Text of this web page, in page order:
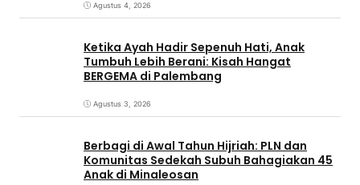
Agustus 4, 2026
Ketika Ayah Hadir Sepenuh Hati, Anak
Tumbuh Lebih Berani: Kisah Hangat
BERGEMA di Palembang
Agustus 3, 2026
Berbagi di Awal Tahun Hijriah: PLN dan
Komunitas Sedekah Subuh Bahagiakan 45
Anak di Minaleosan